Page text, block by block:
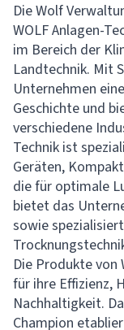
Die Wolf
WOLF Anlagen-
im Bereich der
Landtechnik. Mit
Unternehmen
Geschichte und
verschiedene
Technik ist
Geräten,
die für optimale
bietet das
sowie
Die Produkte von
für ihre Effizienz,
Nachhaltigkeit.
Champion